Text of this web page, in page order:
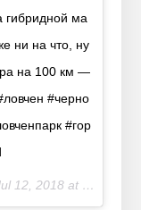
ма
ни на что, ну
на 100 км —
#черно
#гор
12, 2018 at 11:24pm PDT